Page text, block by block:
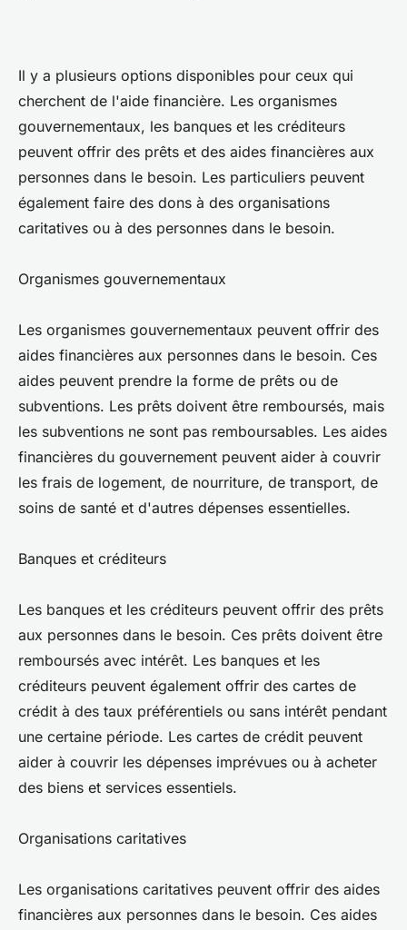
Il y a plusieurs options disponibles pour ceux qui
cherchent de l'aide financière. Les organismes
gouvernementaux, les banques et les créditeurs
peuvent offrir des prêts et des aides financières aux
personnes dans le besoin. Les particuliers peuvent
également faire des dons à des organisations
caritatives ou à des personnes dans le besoin.
Organismes gouvernementaux
Les organismes gouvernementaux peuvent offrir des
aides financières aux personnes dans le besoin. Ces
aides peuvent prendre la forme de prêts ou de
subventions. Les prêts doivent être remboursés, mais
les subventions ne sont pas remboursables. Les aides
financières du gouvernement peuvent aider à couvrir
les frais de logement, de nourriture, de transport, de
soins de santé et d'autres dépenses essentielles.
Banques et créditeurs
Les banques et les créditeurs peuvent offrir des prêts
aux personnes dans le besoin. Ces prêts doivent être
remboursés avec intérêt. Les banques et les
créditeurs peuvent également offrir des cartes de
crédit à des taux préférentiels ou sans intérêt pendant
une certaine période. Les cartes de crédit peuvent
aider à couvrir les dépenses imprévues ou à acheter
des biens et services essentiels.
Organisations caritatives
Les organisations caritatives peuvent offrir des aides
financières aux personnes dans le besoin. Ces aides